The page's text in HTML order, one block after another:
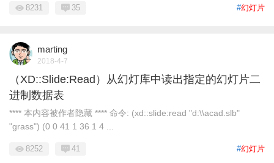
#幻灯片
8231 35
marting
2018-4-7
（XD::Slide:Read）从幻灯库中读出指定的幻灯片二
进制数据表
**** 本内容被作者隐藏 **** 命令: (xd::slide:read "d:\\acad.slb"
"grass") (0 0 41 1 36 1 4 ...
#幻灯片
8252 41